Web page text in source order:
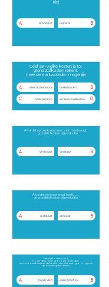
Klei
A Grondstof B
Hulpstof
Geef aan welke kosten je tot
grondstofkosten rekent.
meerdere antwoorden mogenlijk
A elektriciteitsnota B
bestelkosten
C opslagkosten D
verzekeringskosten
Afval dat opruimkosten met zich meebrengt,
....... grondstofkosten bij productie.
A Verhoogt B
Verlaagt
Afval dat een opbrengst heeft, ........
de grondstofkosten bij productie.
A verhoogt B
verlaagt
Het nettoverbruik is
hoger dan / even groot als / lager dan
het brutoverbruik als de kosten van afval even groot zijn als
de opbrengsten ervan.
A hoger dan B
even groot als